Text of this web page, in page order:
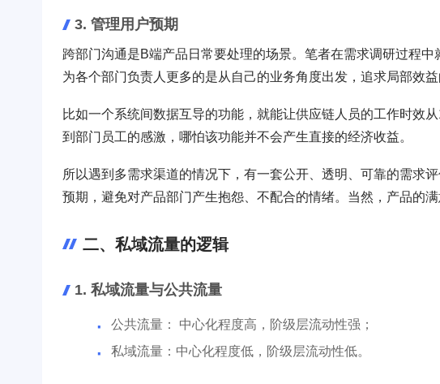
3. 管理用户预期
跨部门沟通是B端产品日常要处理的场景。笔者在需求调研过程
为各个部门负责人更多的是从自己的业务角度出发，追求局部效益
比如一个系统间数据互导的功能，就能让供应链人员的工作时效
到部门员工的感激，哪怕该功能并不会产生直接的经济收益。
所以遇到多需求渠道的情况下，有一套公开、透明、可靠的需求
预期，避免对产品部门产生抱怨、不配合的情绪。当然，产品的
二、私域流量的逻辑
1. 私域流量与公共流量
公共流量： 中心化程度高，阶级层流动性强；
私域流量：中心化程度低，阶级层流动性低。